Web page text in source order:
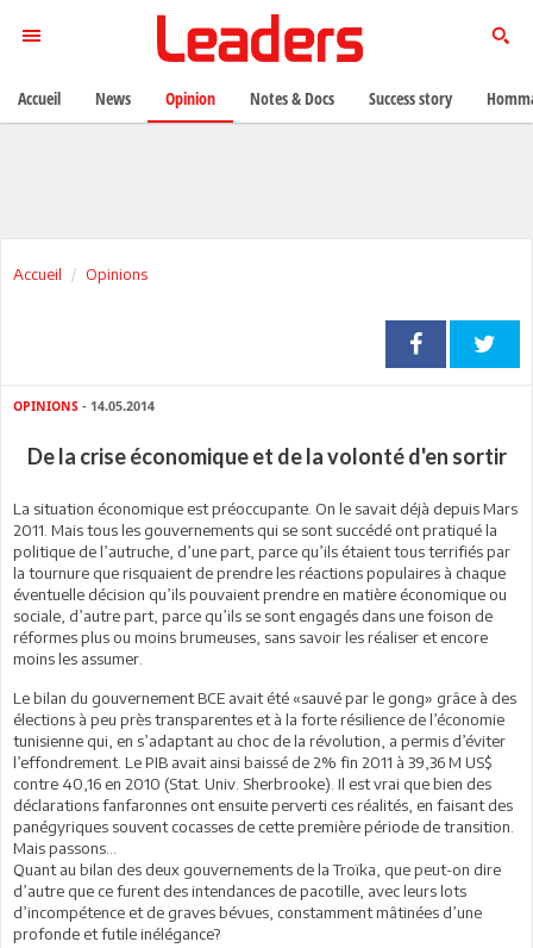
Accueil Opinions
OPINIONS - 14.05.2014
De la crise économique et de la volonté d'en sortir
La situation économique est préoccupante. On le savait déjà depuis Mars
2011. Mais tous les gouvernements qui se sont succédé ont pratiqué la
politique de l’autruche, d’une part, parce qu’ils étaient tous terrifiés par
la tournure que risquaient de prendre les réactions populaires à chaque
éventuelle décision qu’ils pouvaient prendre en matière économique ou
sociale, d’autre part, parce qu’ils se sont engagés dans une foison de
réformes plus ou moins brumeuses, sans savoir les réaliser et encore
moins les assumer.
Le bilan du gouvernement BCE avait été «sauvé par le gong» grâce à des
élections à peu près transparentes et à la forte résilience de l’économie
tunisienne qui, en s’adaptant au choc de la révolution, a permis d’éviter
l’effondrement. Le PIB avait ainsi baissé de 2% fin 2011 à 39,36 M US$
contre 40,16 en 2010 (Stat. Univ. Sherbrooke). Il est vrai que bien des
déclarations fanfaronnes ont ensuite perverti ces réalités, en faisant des
panégyriques souvent cocasses de cette première période de transition.
Mais passons…
Quant au bilan des deux gouvernements de la Troïka, que peut-on dire
d’autre que ce furent des intendances de pacotille, avec leurs lots
d’incompétence et de graves bévues, constamment mâtinées d’une
profonde et futile inélégance?
Accueil News Opinion Notes & Docs Success story